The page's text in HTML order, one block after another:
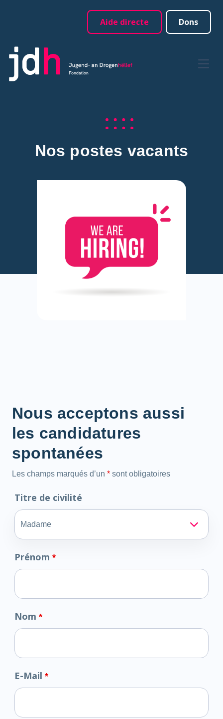
Aide directe Dons
Nos postes vacants
Nous acceptons aussi
les candidatures
spontanées
Les champs marqués d’un * sont obligatoires
Titre de civilité
Prénom *
Nom *
E-Mail *